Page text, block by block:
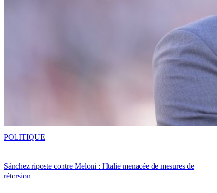
Sánchez riposte contre Meloni : l'Italie menacée de mesures de
rétorsion
POLITIQUE